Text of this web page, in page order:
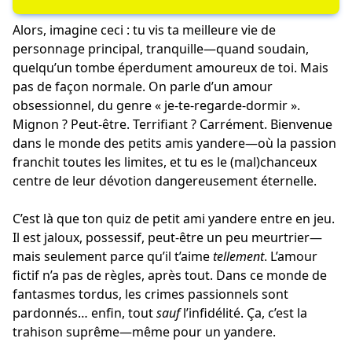
Alors, imagine ceci : tu vis ta meilleure vie de
personnage principal, tranquille—quand soudain,
quelqu’un tombe éperdument amoureux de toi. Mais
pas de façon normale. On parle d’un amour
obsessionnel, du genre « je-te-regarde-dormir ».
Mignon ? Peut-être. Terrifiant ? Carrément. Bienvenue
dans le monde des petits amis yandere—où la passion
franchit toutes les limites, et tu es le (mal)chanceux
centre de leur dévotion dangereusement éternelle.
C’est là que ton quiz de petit ami yandere entre en jeu.
Il est jaloux, possessif, peut-être un peu meurtrier—
mais seulement parce qu’il t’aimetellement. L’amour
fictif n’a pas de règles, après tout. Dans ce monde de
fantasmes tordus, les crimes passionnels sont
pardonnés… enfin, toutsaufl’infidélité. Ça, c’est la
trahison suprême—même pour un yandere.